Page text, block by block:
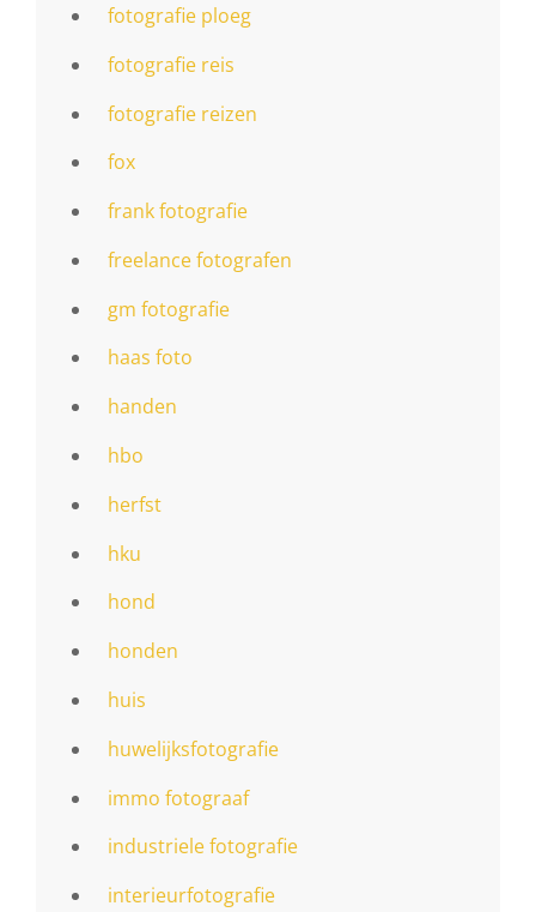
fotografie ploeg
fotografie reis
fotografie reizen
fox
frank fotografie
freelance fotografen
gm fotografie
haas foto
handen
hbo
herfst
hku
hond
honden
huis
huwelijksfotografie
immo fotograaf
industriele fotografie
interieurfotografie